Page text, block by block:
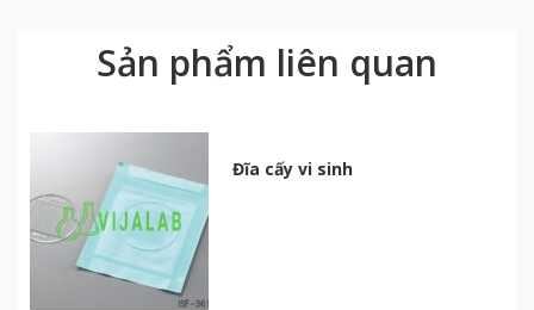
Sản phẩm liên quan
Đĩa cấy vi sinh